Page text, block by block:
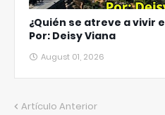
¿Quién se atreve a vivir
Por: Deisy Viana
August 01, 2026
Artículo Anterior